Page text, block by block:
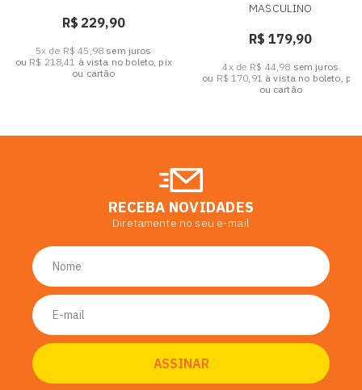
R$ 229,90
5x de R$ 45,98 sem juros
ou R$ 218,41 à vista no boleto, pix
ou cartão
MASCULINO
R$ 179,90
4x de R$ 44,98 sem juros
ou R$ 170,91 à vista no boleto, pix
ou cartão
RECEBA NOVIDADES
Diretamente no seu e-mail